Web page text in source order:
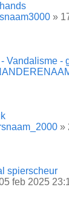
»
Vandalisme -
»
spierscheur
feb 2025